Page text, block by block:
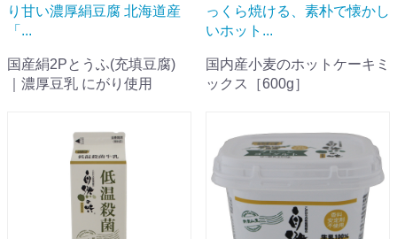
り甘い濃厚絹豆腐 北海道産
「...
国産絹2Pとうふ(充填豆腐)
｜濃厚豆乳 にがり使用
っくら焼ける、素朴で懐かし
いホット...
国内産小麦のホットケーキミ
ックス［600g］